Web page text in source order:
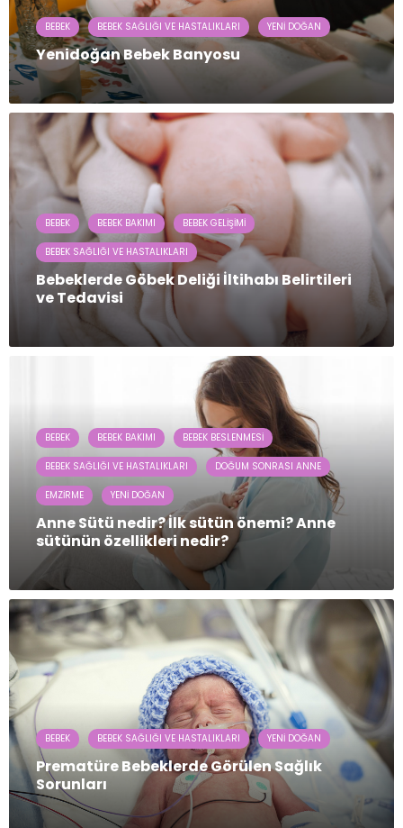
BEBEK BEBEK SAĞLIĞI VE HASTALIKLARI YENI DOĞAN
Yenidoğan Bebek Banyosu
BEBEK BEBEK BAKIMI BEBEK GELIŞIMI
BEBEK SAĞLIĞI VE HASTALIKLARI
Bebeklerde Göbek Deliği İltihabı Belirtileri
ve Tedavisi
BEBEK BEBEK BAKIMI BEBEK BESLENMESI
BEBEK SAĞLIĞI VE HASTALIKLARI DOĞUM SONRASI ANNE
EMZIRME YENI DOĞAN
Anne Sütü nedir? İlk sütün önemi? Anne
sütünün özellikleri nedir?
BEBEK BEBEK SAĞLIĞI VE HASTALIKLARI YENI DOĞAN
Prematüre Bebeklerde Görülen Sağlık
Sorunları